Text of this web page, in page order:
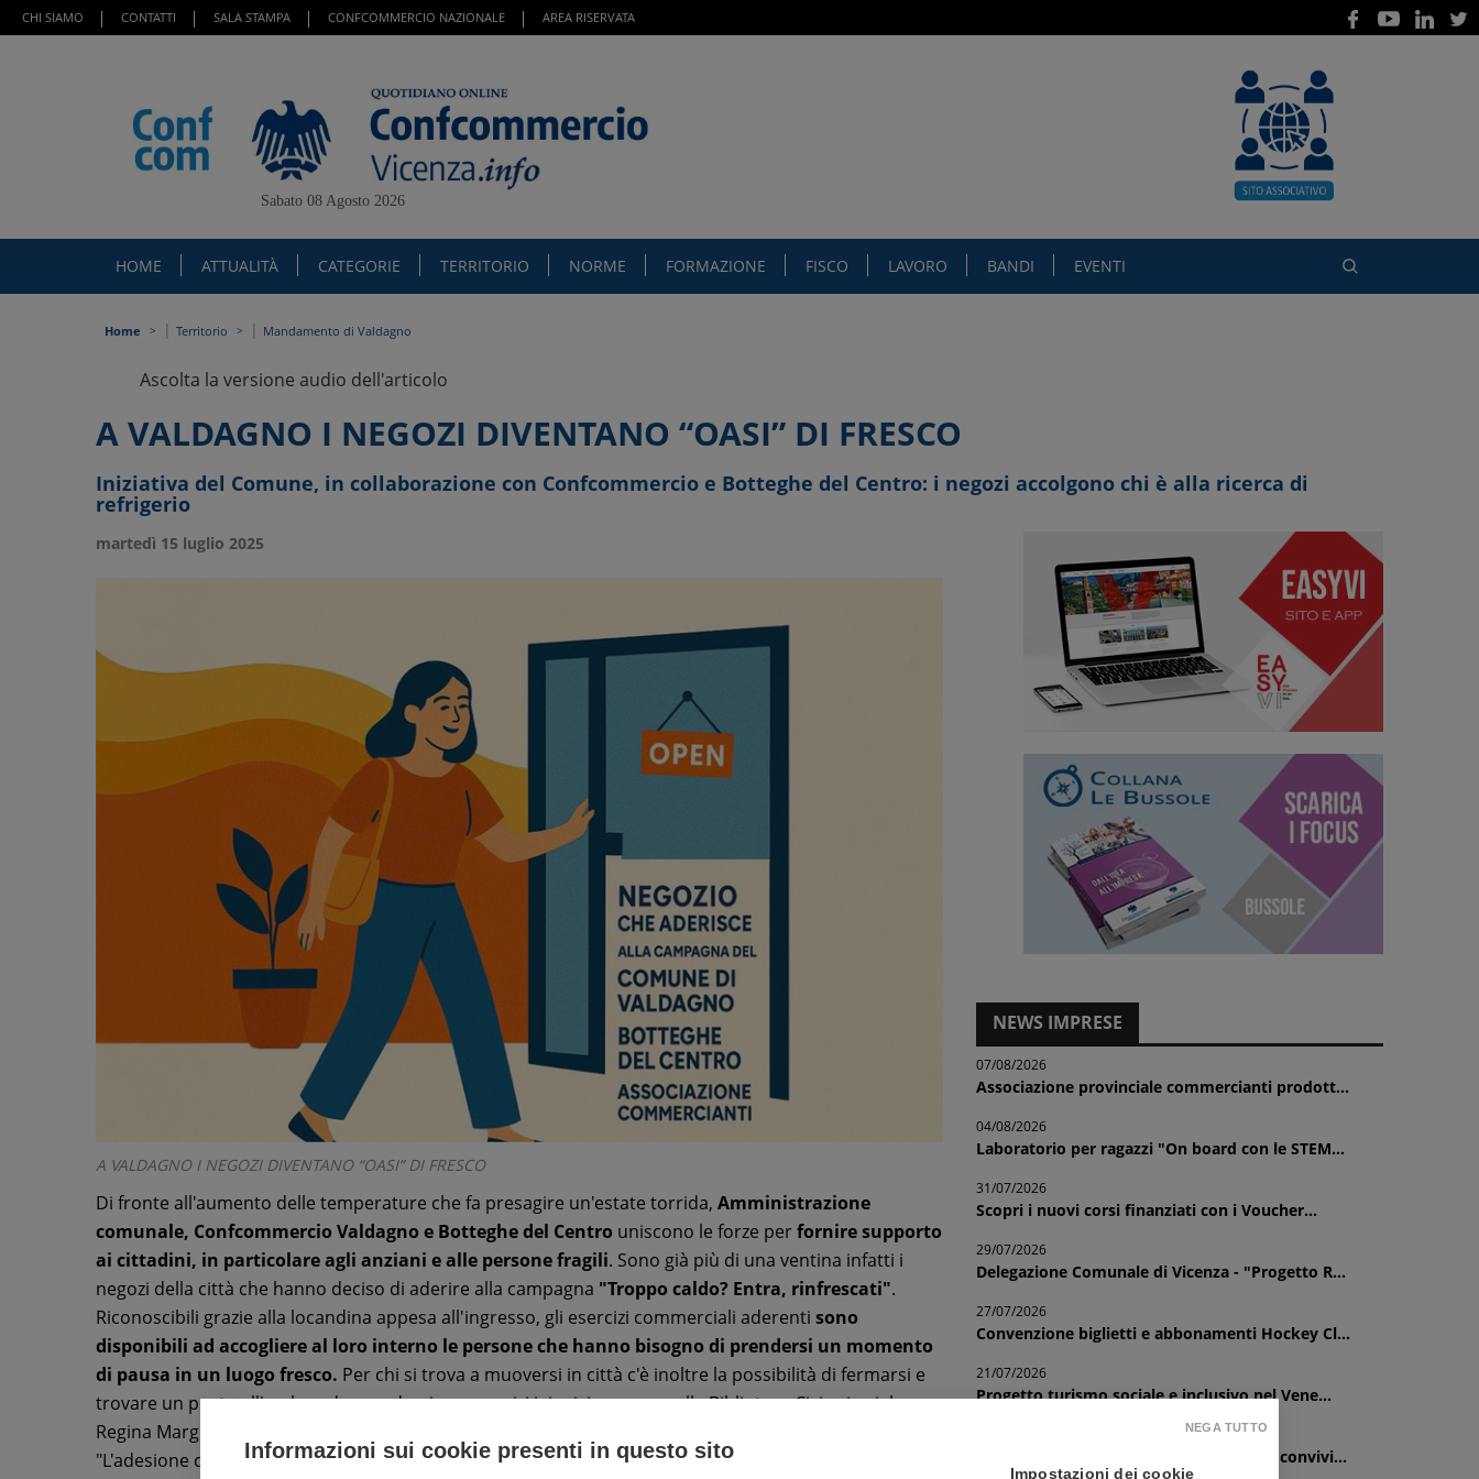
CHI SIAMO CONTATTI SALA STAMPA CONFCOMMERCIO NAZIONALE AREA RISERVATA
Sabato 08 Agosto 2026
HOME ATTUALITÀ CATEGORIE TERRITORIO NORME FORMAZIONE FISCO LAVORO BANDI EVENTI
Home | Territorio | Mandamento di Valdagno
Ascolta la versione audio dell'articolo
A VALDAGNO I NEGOZI DIVENTANO “OASI” DI FRESCO
Iniziativa del Comune, in collaborazione con Confcommercio e Botteghe del Centro: i negozi accolgono chi è alla ricerca di
refrigerio
martedì 15 luglio 2025
A VALDAGNO I NEGOZI DIVENTANO “OASI” DI FRESCO
Di fronte all'aumento delle temperature che fa presagire un'estate torrida, Amministrazione
comunale, Confcommercio Valdagno e Botteghe del Centro uniscono le forze perfornire supporto
ai cittadini, in particolare agli anziani e alle persone fragili. Sono già più di una ventina infatti i
negozi della città che hanno deciso di aderire alla campagna "Troppo caldo? Entra, rinfrescati".
Riconoscibili grazie alla locandina appesa all'ingresso, gli esercizi commerciali aderenti sono
disponibili ad accogliere al loro interno le persone che hanno bisogno di prendersi un momento
di pausa in un luogo fresco. Per chi si trova a muoversi in città c'è inoltre la possibilità di fermarsi e
trovare un posto all'ombra, dove sedersi, con servizi igienici e acqua nella Biblioteca Civica in viale
Regina Margherita e a Progetto Giovani in via Petrarca.
"L'adesione convinta di Confcommercio, Botteghe del Centro e dei singoli commercianti alla nostra
NEWS IMPRESE
07/08/2026
Associazione provinciale commercianti prodott...
04/08/2026
Laboratorio per ragazzi "On board con le STEM...
31/07/2026
Scopri i nuovi corsi finanziati con i Voucher...
29/07/2026
Delegazione Comunale di Vicenza - "Progetto R...
27/07/2026
Convenzione biglietti e abbonamenti Hockey Cl...
21/07/2026
Progetto turismo sociale e inclusivo nel Vene...
Delegazione Comunale di Lonigo - Cena convivi...
Informazioni sui cookie presenti in questo sito
Impostazioni dei cookie
NEGA TUTTO